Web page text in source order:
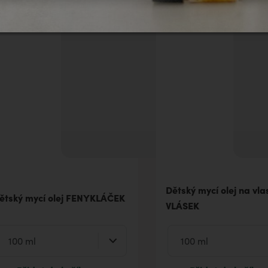
mycí olej FENYKLÁČEK
Dětský mycí olej na
VLÁSEK